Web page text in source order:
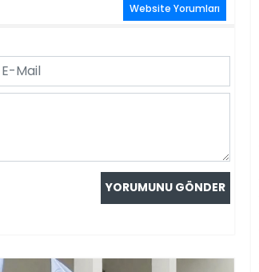
Website Yorumları